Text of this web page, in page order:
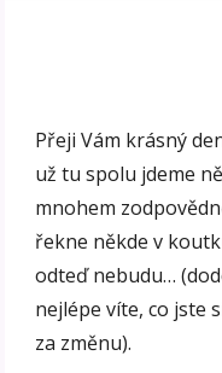
Přeji Vám krásný
už tu spolu jdeme
mnohem
řekne někde v
odteď nebudu…
nejlépe víte, co jste
za změnu).